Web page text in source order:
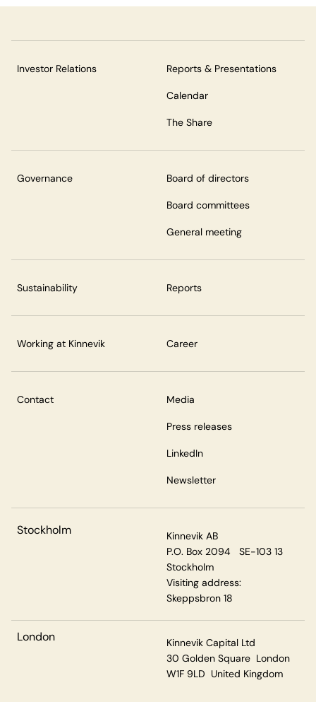
Investor Relations Reports & Presentations
Calendar
The Share
Governance Board of directors
Board committees
General meeting
Sustainability Reports
Working at Kinnevik Career
Contact Media
Press releases
LinkedIn
Newsletter
Stockholm
Kinnevik AB
P.O. Box 2094 SE-103 13
Stockholm
Visiting address:
Skeppsbron 18
London
Kinnevik Capital Ltd
30 Golden Square London
W1F 9LD United Kingdom